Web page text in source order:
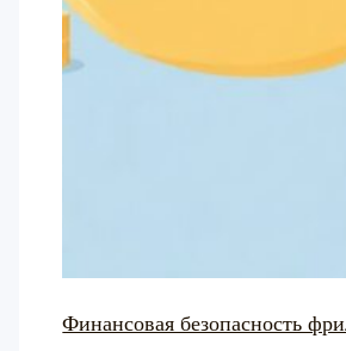
Финансовая безопасность